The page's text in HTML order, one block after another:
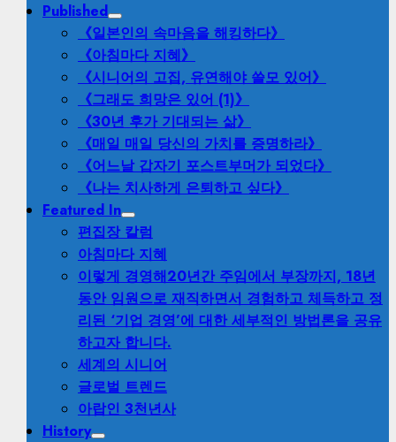
Published
《일본인의 속마음을 해킹하다》
《아침마다 지혜》
《시니어의 고집, 유연해야 쓸모 있어》
《그래도 희망은 있어 (1)》
《30년 후가 기대되는 삶》
《매일 매일 당신의 가치를 증명하라》
《어느날 갑자기 포스트부머가 되었다》
《나는 치사하게 은퇴하고 싶다》
Featured In
편집장 칼럼
아침마다 지혜
이렇게 경영해20년간 주임에서 부장까지, 18년
동안 임원으로 재직하면서 경험하고 체득하고 정
리된 ‘기업 경영’에 대한 세부적인 방법론을 공유
하고자 합니다.
세계의 시니어
글로벌 트렌드
아랍인 3천년사
History